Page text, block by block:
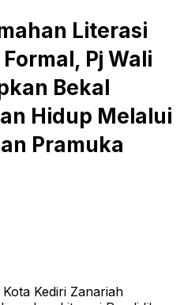
Literasi
Pj Wali
Bekal
Hidup Melalui
Pramuka
Kediri Zanariah